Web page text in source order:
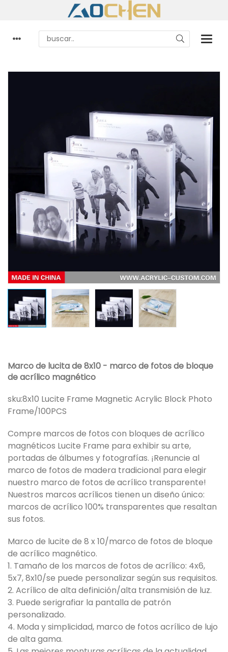
Marco de lucita de 8x10 - marco de fotos de bloque
de acrílico magnético
sku:8x10 Lucite Frame Magnetic Acrylic Block Photo
Frame/100PCS
Compre marcos de fotos con bloques de acrílico
magnéticos Lucite Frame para exhibir su arte,
portadas de álbumes y fotografías. ¡Renuncie al
marco de fotos de madera tradicional para elegir
nuestro marco de fotos de acrílico transparente!
Nuestros marcos acrílicos tienen un diseño único:
marcos de acrílico 100% transparentes que resaltan
sus fotos.
Marco de lucite de 8 x 10/marco de fotos de bloque
de acrílico magnético.
1. Tamaño de los marcos de fotos de acrílico: 4x6,
5x7, 8x10/se puede personalizar según sus requisitos.
2. Acrílico de alta definición/alta transmisión de luz.
3. Puede serigrafiar la pantalla de patrón
personalizado.
4. Moda y simplicidad, marco de fotos acrílico de lujo
de alta gama.